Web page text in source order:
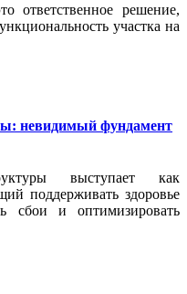
ответственное решение,
участка на
невидимый фундамент
выступает как
поддерживать здоровье
сбои и оптимизировать